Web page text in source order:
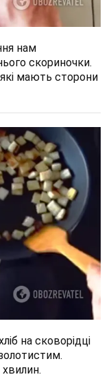
нам
скориночки.
мають сторони
на сковорідці